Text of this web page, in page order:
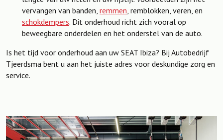
vervangen van banden, remmen , remblokken, veren, en
schokdempers. Dit onderhoud richt zich vooral op
beweegbare onderdelen en het onderstel van de auto.
Is het tijd voor onderhoud aan uw SEAT Ibiza? Bij Autobedrijf
Tjeerdsma bent u aan het juiste adres voor deskundige zorg en
service.